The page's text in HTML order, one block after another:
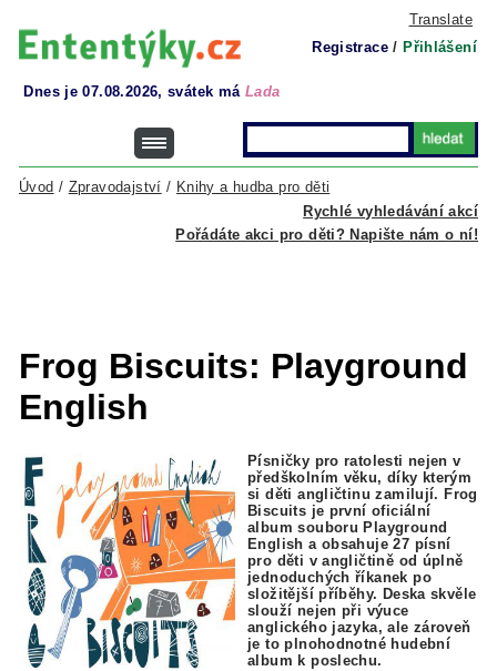
Translate
Registrace / Přihlášení
Dnes je 07.08.2026, svátek má Lada
Rychlé vyhledávání akcí
Úvod / Zpravodajství / Knihy a hudba pro děti
Pořádáte akci pro děti? Napište nám o ní!
Frog Biscuits: Playground
English
Písničky pro ratolesti nejen v
předškolním věku, díky kterým
si děti angličtinu zamilují. Frog
Biscuits je první oficiální
album souboru Playground
English a obsahuje 27 písní
pro děti v angličtině od úplně
jednoduchých říkanek po
složitější příběhy. Deska skvěle
slouží nejen při výuce
anglického jazyka, ale zároveň
je to plnohodnotné hudební
album k poslechu.